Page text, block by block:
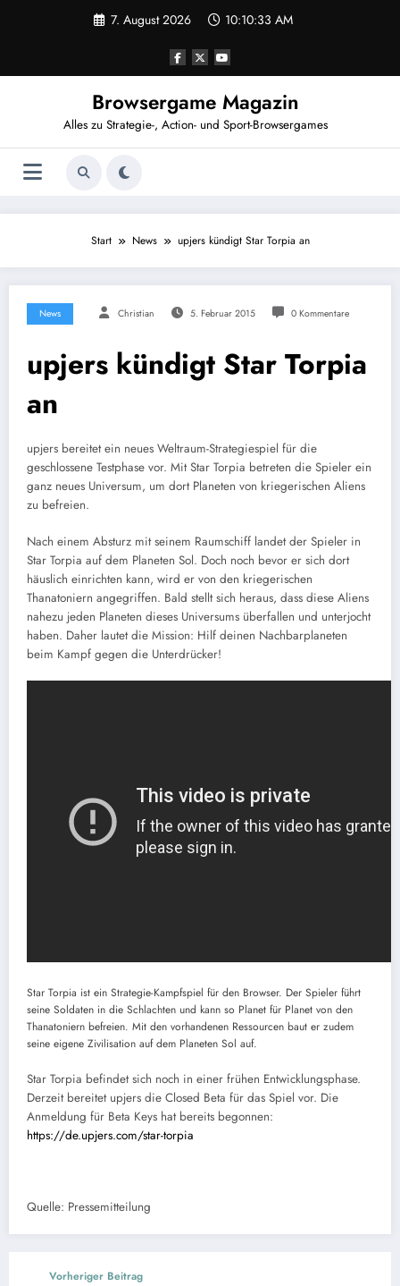
7. August 2026 10:10:33 AM
Browsergame Magazin
Alles zu Strategie-, Action- und Sport-Browsergames
Start News upjers kündigt Star Torpia an
News Christian 5. Februar 2015 0 Kommentare
upjers kündigt Star Torpia
an
upjers bereitet ein neues Weltraum-Strategiespiel für die
geschlossene Testphase vor. Mit Star Torpia betreten die Spieler ein
ganz neues Universum, um dort Planeten von kriegerischen Aliens
zu befreien.
Nach einem Absturz mit seinem Raumschiff landet der Spieler in
Star Torpia auf dem Planeten Sol. Doch noch bevor er sich dort
häuslich einrichten kann, wird er von den kriegerischen
Thanatoniern angegriffen. Bald stellt sich heraus, dass diese Aliens
nahezu jeden Planeten dieses Universums überfallen und unterjocht
haben. Daher lautet die Mission: Hilf deinen Nachbarplaneten
beim Kampf gegen die Unterdrücker!
Star Torpia ist ein Strategie-Kampfspiel für den Browser. Der Spieler führt
seine Soldaten in die Schlachten und kann so Planet für Planet von den
Thanatoniern befreien. Mit den vorhandenen Ressourcen baut er zudem
seine eigene Zivilisation auf dem Planeten Sol auf.
Star Torpia befindet sich noch in einer frühen Entwicklungsphase.
Derzeit bereitet upjers die Closed Beta für das Spiel vor. Die
Anmeldung für Beta Keys hat bereits begonnen:
https://de.upjers.com/star-torpia
Quelle: Pressemitteilung
Vorheriger Beitrag